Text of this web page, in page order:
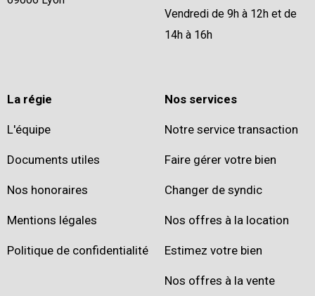
Vendredi de 9h à 12h et de
14h à 16h
La régie
L'équipe
Documents utiles
Nos honoraires
Mentions légales
Politique de confidentialité
Nos services
Notre service transaction
Faire gérer votre bien
Changer de syndic
Nos offres à la location
Estimez votre bien
Nos offres à la vente